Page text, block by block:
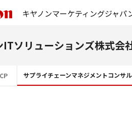
キヤノンマーケティングジャパ
ITソリューションズ株式会
サプライチェーンマネジメントコンサ